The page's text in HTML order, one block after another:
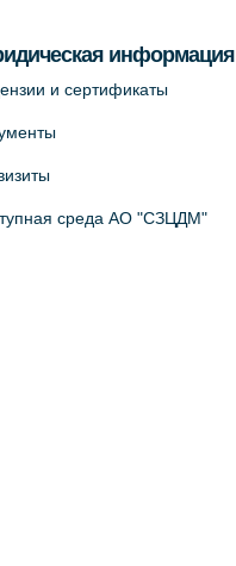
информация
и сертификаты
среда АО "СЗЦДМ"